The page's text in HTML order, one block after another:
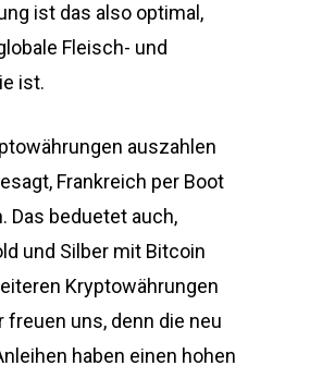
ist das also optimal,
Fleisch- und
ist.
auszahlen
Frankreich per Boot
Das beduetet auch,
und Silber mit Bitcoin
Kryptowährungen
freuen uns, denn die neu
haben einen hohen